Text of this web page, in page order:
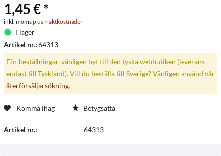
1,45 € *
inkl. momsplus fraktkostnader
I lager
Artikel nr.: 64313
För beställningar, vänligen byt till den tyska webbutiken (leverans
endast till Tyskland). Vill du beställa till Sverige? Vänligen använd vår
återförsäljarsökning.
Komma ihåg Betygsätta
Artikel nr.: 64313